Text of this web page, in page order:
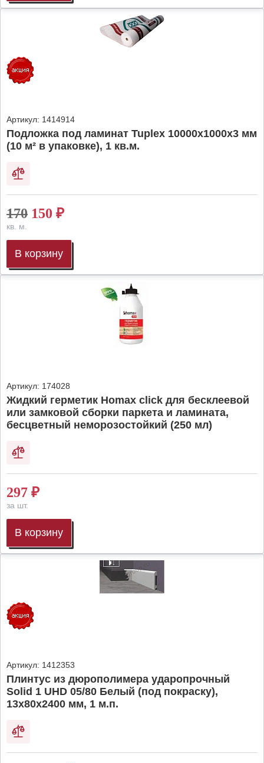
Артикул: 1414914
Подложка под ламинат Tuplex 10000x1000x3 мм
(10 м² в упаковке), 1 кв.м.
170 150 ₽
кв. м.
В корзину
Артикул: 174028
Жидкий герметик Homax click для бесклеевой
или замковой сборки паркета и ламината,
бесцветный неморозостойкий (250 мл)
297 ₽
за шт.
В корзину
Артикул: 1412353
Плинтус из дюрополимера ударопрочный
Solid 1 UHD 05/80 Белый (под покраску),
13х80х2400 мм, 1 м.п.